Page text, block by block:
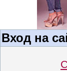
Вход на